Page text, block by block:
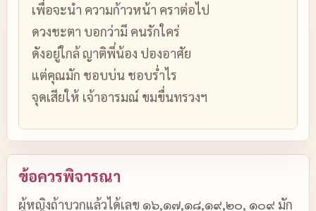
เพื่อจะนำ ความก้าวหน้า คราต่อไป
ดวงชะตา บอกว่ามี คนรักใคร่
ดังอยู่ใกล้ ญาติพี่น้อง ปองอาศัย
แต่คุณมัก ชอบบ่น ชอบร่ำไร
จุดเสียให้ เจ้าอารมณ์ ขมขื่นทรวงฯ
ข้อควรพิจารณา
ผู้หญิงถ้าบวกแล้วได้เลข ๑๖,๑๗,๑๘,๑๙,๒๐, ๑๐๙ มัก